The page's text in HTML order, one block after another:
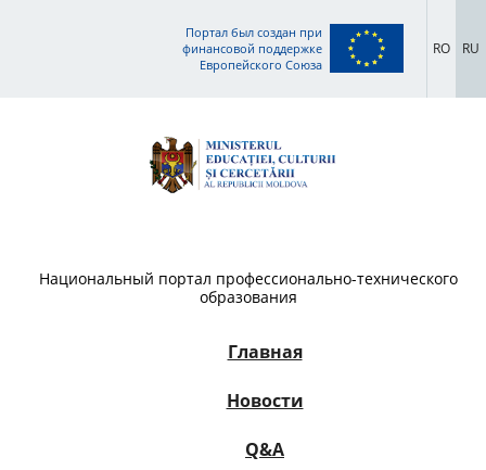
Портал был создан при
финансовой поддержке
Европейского Союза
RO RU
Национальный портал профессионально-технического
образования
Главная
Новости
Q&A